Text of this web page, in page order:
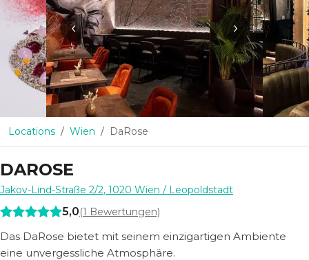
‹ ›
Locations Wien DaRose
DAROSE
Jakov-Lind-Straße 2/2, 1020 Wien / Leopoldstadt
5,0(1 Bewertungen)
Das DaRose bietet mit seinem einzigartigen Ambiente
eine unvergessliche Atmosphäre.